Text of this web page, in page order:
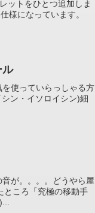
ットをひとつ追加しま
様になっています。
ル
使っていらっしゃる方
ン・イソロイシン)細
が。。。。どうやら屋
ところ「究極の移動手